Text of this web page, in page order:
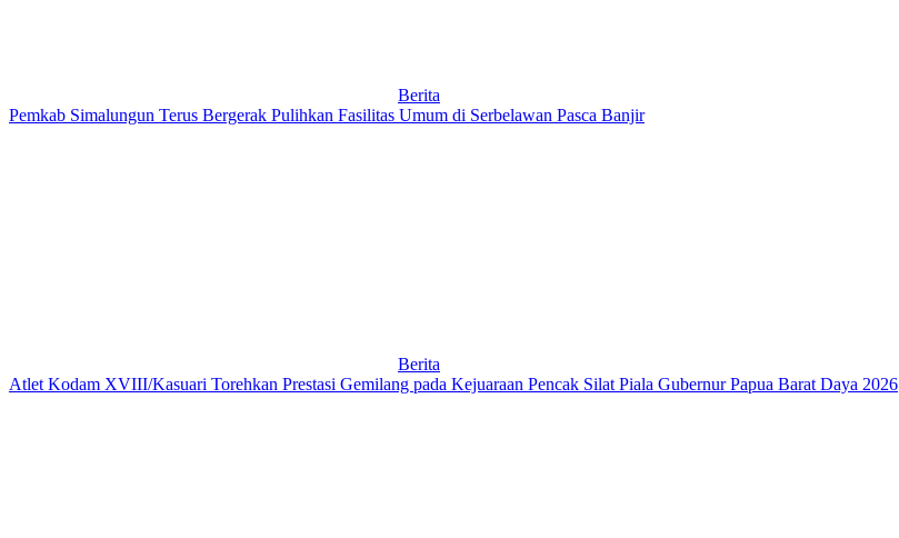
Berita
Pemkab Simalungun Terus Bergerak Pulihkan Fasilitas Umum di Serbelawan Pasca Banjir
Berita
Atlet Kodam XVIII/Kasuari Torehkan Prestasi Gemilang pada Kejuaraan Pencak Silat Piala Gubernur Papua Barat Daya 2026